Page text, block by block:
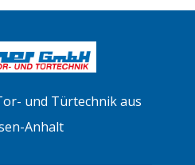
und Türtechnik aus
Anhalt